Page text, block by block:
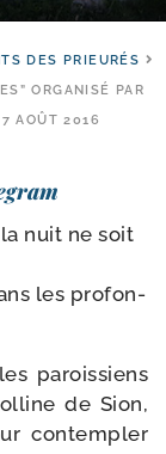
DES PRIEURÉS
ORGANISÉ PAR
AOÛT 2016
nuit ne soit
les pro­fon­
parois­siens
de Sion,
contem­pler